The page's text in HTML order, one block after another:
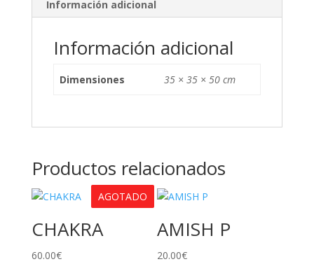
Información adicional
Información adicional
Dimensiones 35 × 35 × 50 cm
Productos relacionados
AGOTADO
CHAKRA
60.00€
AMISH P
20.00€